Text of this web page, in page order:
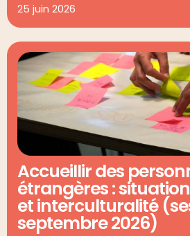
25 juin 2026
Accueillir des
étrangères :
et interculturalité
septembre 2026)